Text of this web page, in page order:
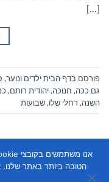
[…]
פורסם בדף הבית ילדים ונוער,
גם ככה, חנוכה,יהודית רותם,
השנה, רחלי שלו,שבועות
הטובה ביותר באתר